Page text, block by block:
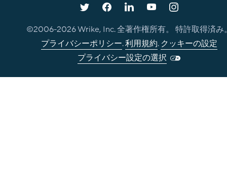
©2006-2026Wrike, Inc. 全著作権所有。 特許取得済み
プライバシーポリシー.利用規約. クッキーの設定
プライバシー設定の選択